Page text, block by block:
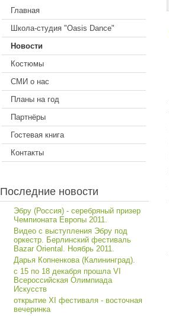
Главная
Школа-студия "Oasis Dance"
Новости
Костюмы
СМИ о нас
Планы на год
Партнёры
Гостевая книга
Контакты
Последние новости
Эбру (Россия) - серебряный призер
Чемпионата Европы 2011.
Видео с выступления Эбру под
оркестр. Берлинский фестиваль
Bazar Oriental. Ноябрь 2011.
Дарья Копненкова (Калининград).
с 15 по 18 декабря прошла VI
Всероссийская Олимпиада
Искусств
открытие XI фестиваля - восточная
вечеринка